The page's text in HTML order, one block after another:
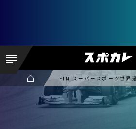
FIM スーパースポーツ世界